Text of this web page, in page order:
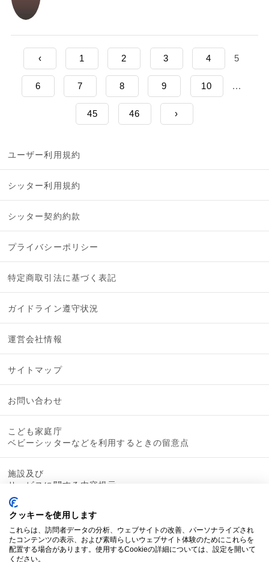
‹ 1 2 3 4 5
6 7 8 9 10 ...
45 46 ›
ユーザー利用規約
シッター利用規約
シッター契約約款
プライバシーポリシー
特定商取引法に基づく表記
ガイドライン遵守状況
運営会社情報
サイトマップ
お問い合わせ
こども家庭庁
ベビーシッターなどを利用するときの留意点
施設及び
サービスに関する内容提示
クッキーを使用します
これらは、訪問者データの分析、ウェブサイトの改善、パーソナライズされ
たコンテンツの表示、および素晴らしいウェブサイト体験のためにこれらを
配置する場合があります。使用するCookieの詳細については、設定を開いて
ください。